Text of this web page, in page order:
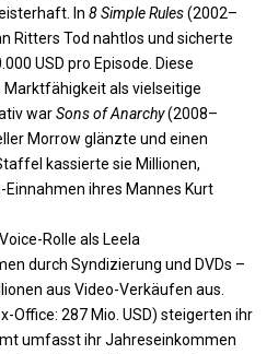
In 8 Simple Rules(2002–
Ritters Tod nahtlos und sicherte
USD pro Episode. Diese
als vielseitige
warSons of Anarchy(2008–
Morrow glänzte und einen
kassierte sie Millionen,
ihres Mannes Kurt
Rolle als Leela
durch Syndizierung und DVDs –
aus Video-Verkäufen aus.
Office: 287 Mio. USD) steigerten ihr
umfasst ihr Jahreseinkommen